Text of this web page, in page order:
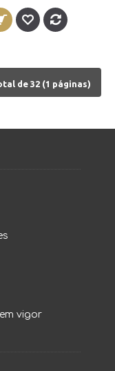
de 32 (1 páginas)
vigor